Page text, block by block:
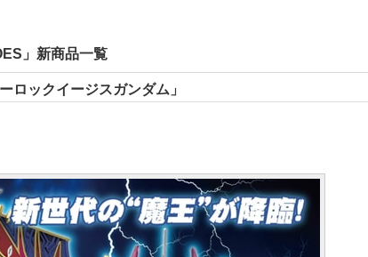
」新商品一覧
ロックイージスガンダム」